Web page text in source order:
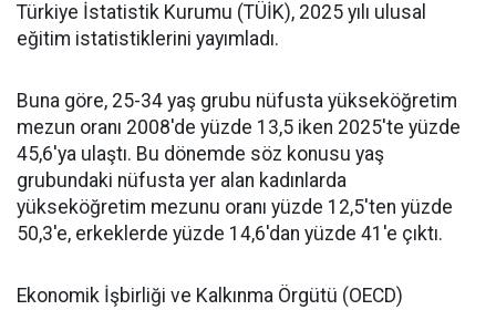
Türkiye İstatistik Kurumu (TÜİK), 2025 yılı ulusal
eğitim istatistiklerini yayımladı.
Buna göre, 25-34 yaş grubu nüfusta yükseköğretim
mezun oranı 2008'de yüzde 13,5 iken 2025'te yüzde
45,6'ya ulaştı. Bu dönemde söz konusu yaş
grubundaki nüfusta yer alan kadınlarda
yükseköğretim mezunu oranı yüzde 12,5'ten yüzde
50,3'e, erkeklerde yüzde 14,6'dan yüzde 41'e çıktı.
Ekonomik İşbirliği ve Kalkınma Örgütü (OECD)